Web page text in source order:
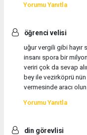
Yorumu Yanıtla
öğrenci velisi
uğur vergili gibi hayır
insanı spora bir
veriri çok da sevap
bey ile vezirköprü
vermesinde aracı
Yorumu Yanıtla
din görevlisi